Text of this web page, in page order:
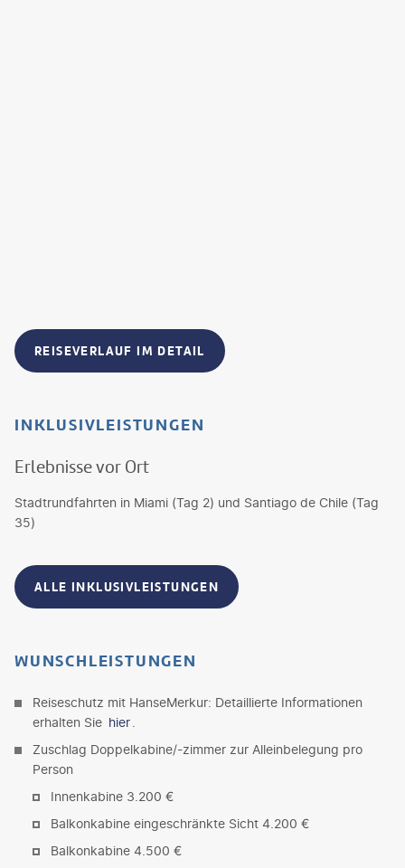
REISEVERLAUF IM DETAIL
INKLUSIVLEISTUNGEN
Erlebnisse vor Ort
Stadtrundfahrten in Miami (Tag 2) und Santiago de Chile (Tag
35)
ALLE INKLUSIVLEISTUNGEN
WUNSCHLEISTUNGEN
Reiseschutz mit HanseMerkur: Detaillierte Informationen
erhalten Sie hier
Zuschlag Doppelkabine/-zimmer zur Alleinbelegung pro
Person
Innenkabine 3.200 €
Balkonkabine eingeschränkte Sicht 4.200 €
Balkonkabine 4.500 €